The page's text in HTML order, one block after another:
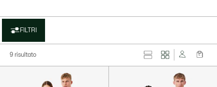
FILTRI
9 risultato